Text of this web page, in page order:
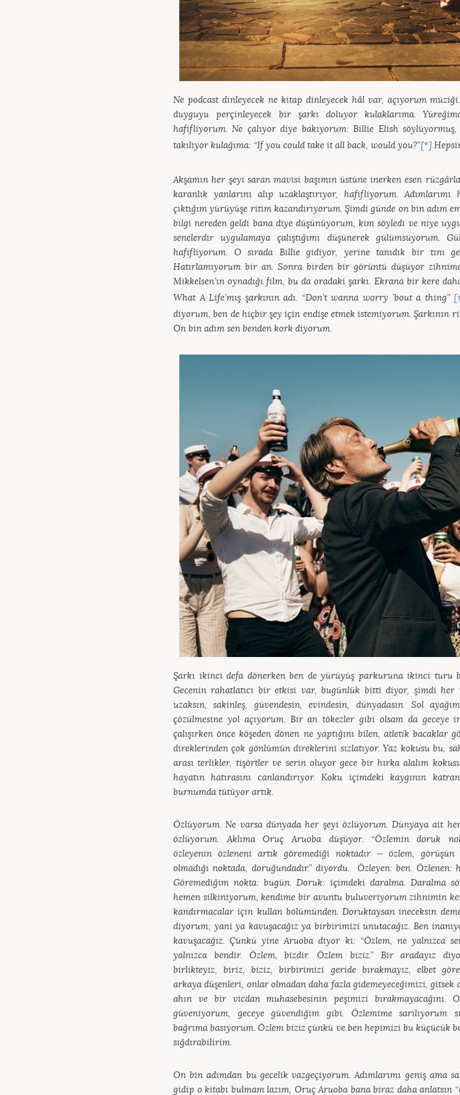
Ne podcast dinleyecek ne kitap dinleyecek hâl var, açıyorum
duyguyu perçinleyecek bir şarkı doluyor kulaklarıma.
hafifliyorum. Ne çalıyor diye bakıyorum: Billie Elish söylüyormuş,
takılıyor kulağıma: “If you could take it all back, would you?”[*]
Akşamın her şeyi saran mavisi başımın üstüne inerken esen
karanlık yanlarını alıp uzaklaştırıyor, hafifliyorum. Adımlarımı
çıktığım yürüyüşe ritim kazandırıyorum. Şimdi günde on bin adım
bilgi nereden geldi bana diye düşünüyorum, kim söyledi ve niye
senelerdir uygulamaya çalıştığımı düşünerek gülümsüyorum.
hafifliyorum. O sırada Billie gidiyor, yerine tanıdık bir tını
Hatırlamıyorum bir an. Sonra birden bir görüntü düşüyor
Mikkelsen’ın oynadığı film, bu da oradaki şarkı. Ekrana bir kere
What A Life’mış şarkının adı. “Don’t wanna worry ’bout a thing”
diyorum, ben de hiçbir şey için endişe etmek istemiyorum.
On bin adım sen benden kork diyorum.
Şarkı ikinci defa dönerken ben de yürüyüş parkuruna ikinci
Gecenin rahatlatıcı bir etkisi var, bugünlük bitti diyor, şimdi her
uzaksın, sakinleş, güvendesin, evindesin, dünyadasın. Sol
çözülmesine yol açıyorum. Bir an tökezler gibi olsam da geceye
çalışırken önce köşeden dönen ne yaptığını bilen, atletik
direklerinden çok gönlümün direklerini sızlatıyor. Yaz kokusu bu,
arası terlikler, tişörtler ve serin oluyor gece bir hırka alalım
hayatın hatırasını canlandırıyor. Koku içimdeki kaygının
burnumda tütüyor artık.
Özlüyorum. Ne varsa dünyada her şeyi özlüyorum. Dünyaya ait
özlüyorum. Aklıma Oruç Aruoba düşüyor. “Özlemin doruk
özleyenin özleneni artık göremediği noktadır — özlem, görüşün
olmadığı noktada, doruğundadır.” diyordu. Özleyen: ben. Özlenen:
Göremediğim nokta: bugün. Doruk: içimdeki daralma. Daralma
hemen silkiniyorum, kendime bir avuntu buluveriyorum zihnimin
kandırmacalar için kullan bölümünden. Doruktaysan ineceksin
diyorum; yani ya kavuşacağız ya birbirimizi unutacağız. Ben
kavuşacağız. Çünkü yine Aruoba diyor ki: “Özlem, ne yalnızca
yalnızca bendir. Özlem, bizdir. Özlem biziz.” Bir aradayız
birlikteyiz, biriz, biziz, birbirimizi geride bırakmayız, elbet
arkaya düşenleri, onlar olmadan daha fazla gidemeyeceğimizi, gitsek
ahın ve bir vicdan muhasebesinin peşimizi bırakmayacağını.
güveniyorum, geceye güvendiğim gibi. Özlemime sarılıyorum
bağrıma basıyorum. Özlem biziz çünkü ve ben hepimizi bu küçücük
sığdırabilirim.
On bin adımdan bu gecelik vazgeçiyorum. Adımlarımı geniş
gidip o kitabı bulmam lazım, Oruç Aruoba bana biraz daha anlatsın